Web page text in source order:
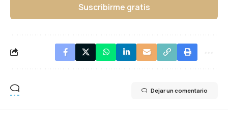
Suscribirme gratis
Dejar un comentario